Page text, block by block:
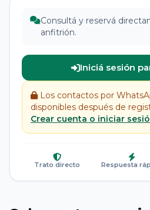
Consultá y reservá
anfitrión.
Iniciá sesión
Los contactos por
disponibles después de
Crear cuenta o iniciar
Trato directo Respuesta